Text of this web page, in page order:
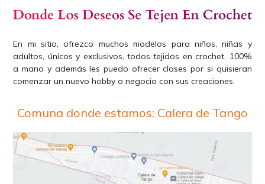
En mi sitio, ofrezco muchos modelos para niños, niñas y
adultos, únicos y exclusivos, todos tejidos en crochet, 100%
a mano y además les puedo ofrecer clases por si quisieran
comenzar un nuevo hobby o negocio con sus creaciones.
Comuna donde estamos: Calera de Tango